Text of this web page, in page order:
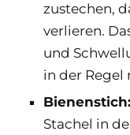
zustechen,
verlieren.
und
in der
Bienenstich:
Stachel in